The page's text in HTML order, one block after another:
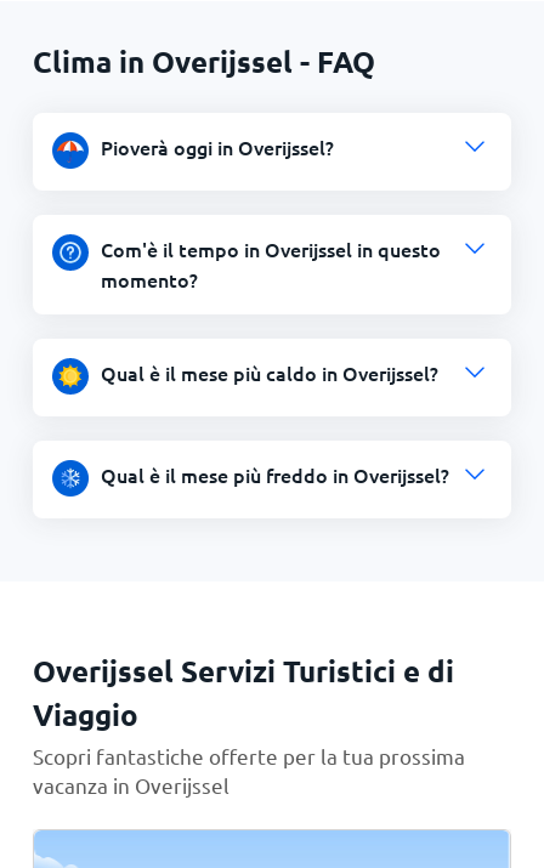
Clima in Overijssel - FAQ
Pioverà oggi in Overijssel?
Com'è il tempo in Overijssel in questo
momento?
Qual è il mese più caldo in Overijssel?
Qual è il mese più freddo in Overijssel?
Overijssel Servizi Turistici e di
Viaggio
Scopri fantastiche offerte per la tua prossima
vacanza in Overijssel